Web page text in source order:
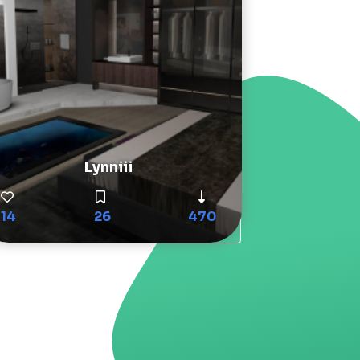
Lynniii
14 26 470